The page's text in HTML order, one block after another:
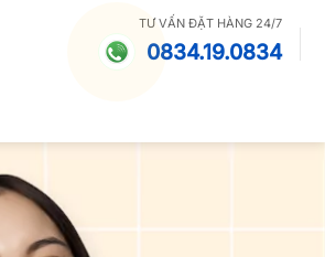
TƯ VẤN ĐẶT HÀNG 24/7
0834.19.0834